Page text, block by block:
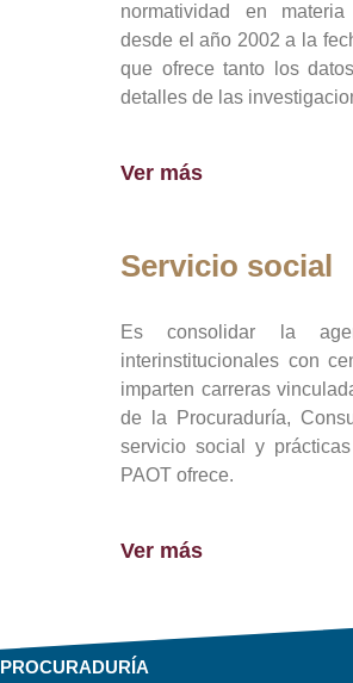
normatividad en
desde el año 2002 a la
que ofrece tanto los
detalles de las
Ver más
Servicio social
Es consolidar la
interinstitucionales con
imparten carreras
de la Procuraduría,
servicio social y
PAOT ofrece.
Ver más
PROCURADURÍA